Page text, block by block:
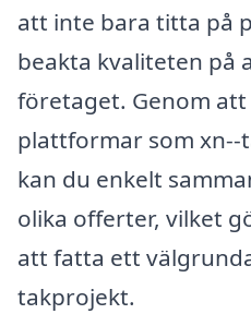
att inte bara titta på
beakta kvaliteten på
företaget. Genom att
plattformar som xn--
kan du enkelt
olika offerter, vilket
att fatta ett
takprojekt.